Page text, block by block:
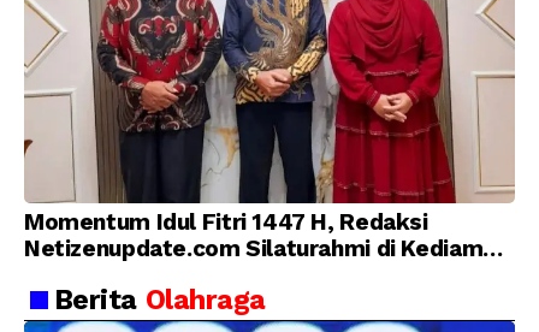
Momentum Idul Fitri 1447 H, Redaksi
Netizenupdate.com Silaturahmi di Kediaman
Berita Olahraga